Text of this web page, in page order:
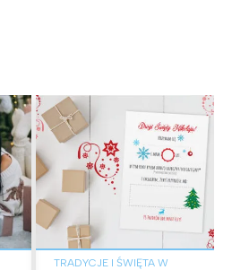
TRADYCJE I ŚWIĘTA W